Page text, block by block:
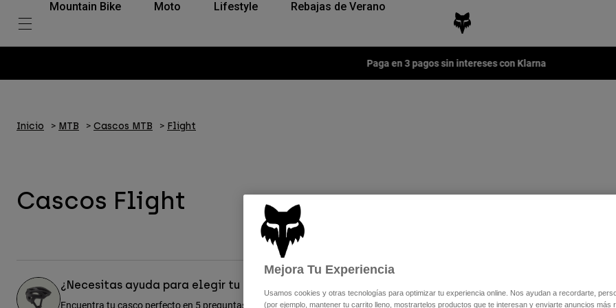
Mountain Bike Moto Lifestyle Rebajas de Verano
Paga en 3 pagos sin intereses con Klarna
Inicio MTB Cascos MTB Flight
Cascos Flight
¿Necesitas ayuda para elegir tu casco?
Encuentra tu casco perfecto en 5 preguntas rápidas:
Mejora Tu Experiencia
Usamos cookies y otras tecnologías para optimizar tu experiencia online. Nos ayudan a recordarte,
(por ejemplo, mantener tu carrito lleno, mostrartelos productos que te interesan y enviarte anuncios más